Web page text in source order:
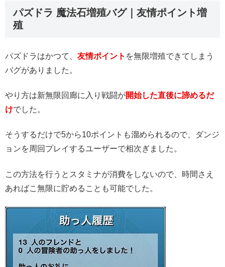
パズドラ 魔法石増殖バグ｜友情ポイント増
殖
パズドラはかつて、 友情ポイント を無限増殖できてしまう
バグがありました。
やり方は新無限回廊に入り戦闘が開始した直後に諦めるだ
けでした。
そうするだけで5から10ポイントも溜められるので、ダンジ
ョンを周回プレイするユーザーで相次ぎました。
この方法を行うとスタミナが消費をしないので、時間さえ
あればこ無限に貯めることも可能でした。